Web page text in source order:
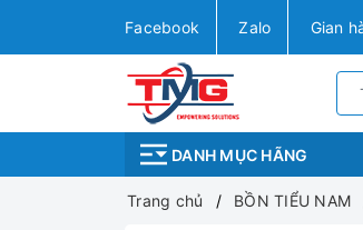
Facebook Zalo Gian
DANH MỤC HÃNG
Trang chủ BỒN TIỂU NAM